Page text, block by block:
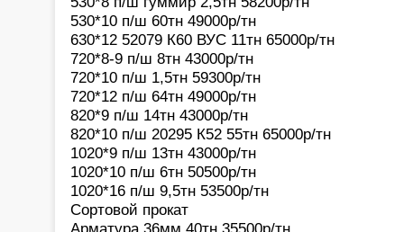
530*10 п/ш 60тн 49000р/тн
630*12 52079 К60 ВУС 11тн 65000р/тн
720*8-9 п/ш 8тн 43000р/тн
720*10 п/ш 1,5тн 59300р/тн
720*12 п/ш 64тн 49000р/тн
820*9 п/ш 14тн 43000р/тн
820*10 п/ш 20295 К52 55тн 65000р/тн
1020*9 п/ш 13тн 43000р/тн
1020*10 п/ш 6тн 50500р/тн
1020*16 п/ш 9,5тн 53500р/тн
Сортовой прокат
Арматура 36мм 40тн 35500р/тн